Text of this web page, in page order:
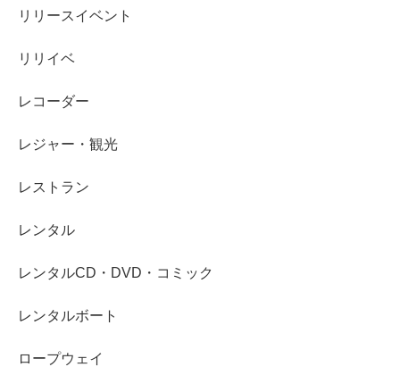
リリースイベント
リリイベ
レコーダー
レジャー・観光
レストラン
レンタル
レンタルCD・DVD・コミック
レンタルボート
ロープウェイ